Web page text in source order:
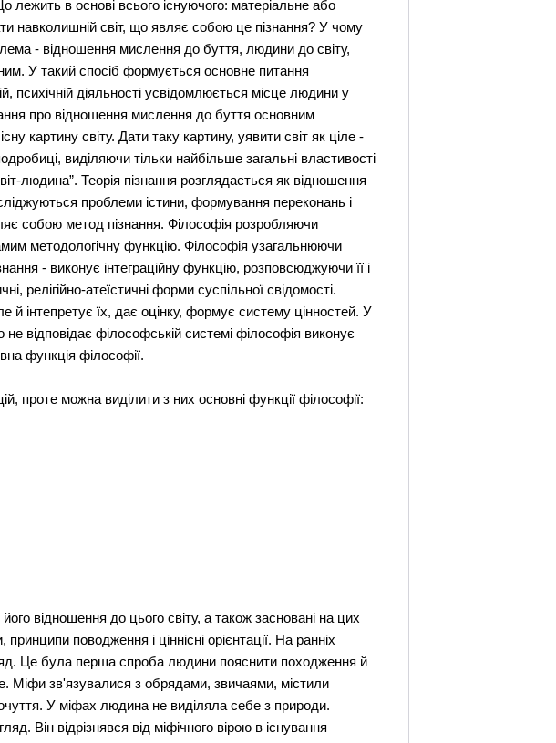
лежить в основі всього існуючого: матеріальне або
навколишній світ, що являє собою це пізнання? У чому
- відношення мислення до буття, людини до світу,
У такий спосіб формується основне питання
психічній діяльності усвідомлюється місце людини у
про відношення мислення до буття основним
картину світу. Дати таку картину, уявити світ як ціле -
виділяючи тільки найбільше загальні властивості
людина”. Теорія пізнання розглядається як відношення
проблеми істини, формування переконань і
собою метод пізнання. Філософія розробляючи
методологічну функцію. Філософія узагальнюючи
- виконує інтеграційну функцію, розповсюджуючи її і
релігійно-атеїстичні форми суспільної свідомості.
й інтепретує їх, дає оцінку, формує систему цінностей. У
відповідає філософській системі філософія виконує
функція філософії.
можна виділити з них основні функції філософії:
відношення до цього світу, а також засновані на цих
поводження і ціннісні орієнтації. На ранніх
Це була перша спроба людини пояснити походження й
Міфи зв'язувалися з обрядами, звичаями, містили
У міфах людина не виділяла себе з природи.
Він відрізнявся від міфічного вірою в існування